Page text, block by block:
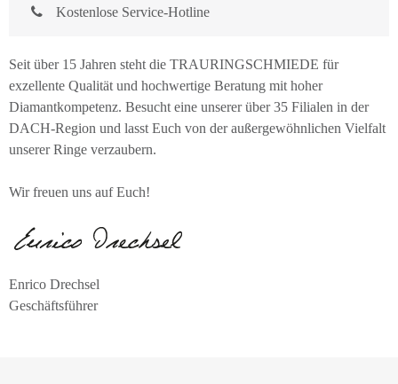
Kostenlose Service-Hotline
Seit über 15 Jahren steht die TRAURINGSCHMIEDE für
exzellente Qualität und hochwertige Beratung mit hoher
Diamantkompetenz. Besucht eine unserer über 35 Filialen in der
DACH-Region und lasst Euch von der außergewöhnlichen Vielfalt
unserer Ringe verzaubern.
Wir freuen uns auf Euch!
Enrico Drechsel
Geschäftsführer